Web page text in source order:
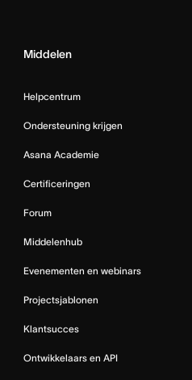
Middelen
Helpcentrum
Ondersteuning krijgen
Asana Academie
Certificeringen
Forum
Middelenhub
Evenementen en webinars
Projectsjablonen
Klantsucces
Ontwikkelaars en API